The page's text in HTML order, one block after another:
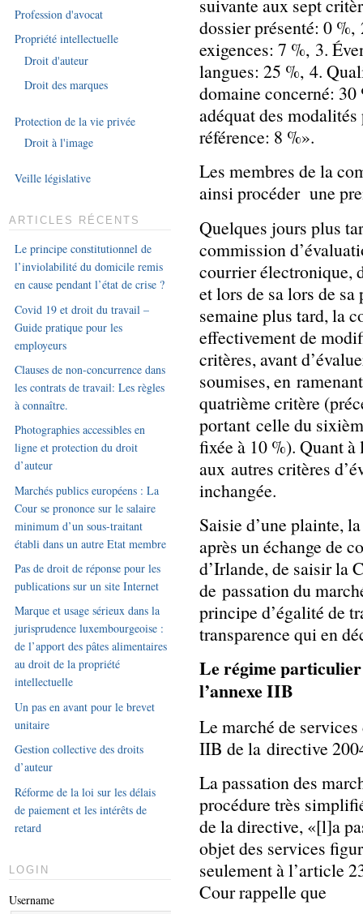
suivante aux sept
dossier présenté: 0
exigences: 7 %, 3.
langues: 25 %, 4.
domaine concerné:
adéquat des
référence: 8 %».
Les membres de la
ainsi procéder une
Quelques jours plus
commission
courrier électronique,
et lors de sa lors de
semaine plus tard, la
effectivement de
critères, avant
soumises, en
quatrième critère
portant celle du
fixée à 10 %). Quant
aux autres critères
inchangée.
Saisie d’une plainte,
après un échange de
d’Irlande, de saisir la
de passation du
principe d’égalité de
transparence qui en
Le régime particulier
l’annexe IIB
Le marché de
IIB de la directive
La passation des
procédure très
de la directive, «[l]a
objet des services
seulement à l’article
Cour rappelle que
Profession d'avocat
Propriété intellectuelle
Droit d'auteur
Droit des marques
Protection de la vie privée
Droit à l'image
Veille législative
ARTICLES RÉCENTS
Le principe constitutionnel de
l’inviolabilité du domicile remis
en cause pendant l’état de crise ?
Covid 19 et droit du travail –
Guide pratique pour les
employeurs
Clauses de non-concurrence dans
les contrats de travail: Les règles
à connaître.
Photographies accessibles en
ligne et protection du droit
d’auteur
Marchés publics européens : La
Cour se prononce sur le salaire
minimum d’un sous-traitant
établi dans un autre Etat membre
Pas de droit de réponse pour les
publications sur un site Internet
Marque et usage sérieux dans la
jurisprudence luxembourgeoise :
de l’apport des pâtes alimentaires
au droit de la propriété
intellectuelle
Un pas en avant pour le brevet
unitaire
Gestion collective des droits
d’auteur
Réforme de la loi sur les délais
de paiement et les intérêts de
retard
LOGIN
Username